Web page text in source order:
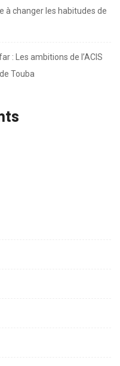
à changer les habitudes de
: Les ambitions de l’ACIS
Touba